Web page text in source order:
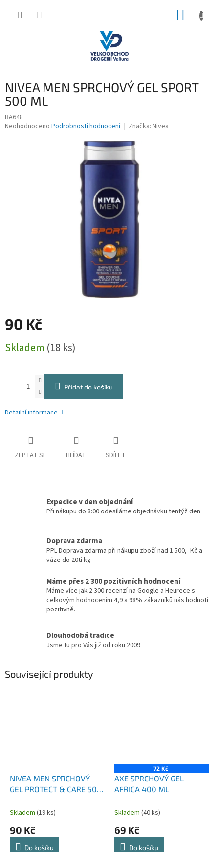
NIVEA MEN SPRCHOVÝ GEL SPORT
500 ML
BA648
Průměrné
Neohodnoceno Podrobnosti hodnocení Značka: Nivea
90 Kč
cena:
Skladem (18 ks)
Přidat do košíku
Detailní informace
ZEPTAT SE HLÍDAT SDÍLET
Expedice v den objednání
Při nákupu do 8:00 odesíláme objednávku tentýž den
Doprava zdarma
PPL Doprava zdarma při nákupu zboží nad 1 500,- Kč a
váze do 20ti kg
Máme přes 2 300 pozitivních hodnocení
Máme více jak 2 300 recenzí na Google a Heurece s
celkovým hodnocením 4,9 a 98% zákazníků nás hodnotí
pozitivně.
Dlouhodobá tradice
Jsme tu pro Vás již od roku 2009
Související produkty
NIVEA MEN SPRCHOVÝ
GEL PROTECT & CARE 500
Skladem (19 ks)
90 Kč
Do košíku
72 Kč
AXE SPRCHOVÝ GEL
AFRICA 400 ML
Skladem (40 ks)
69 Kč
Do košíku